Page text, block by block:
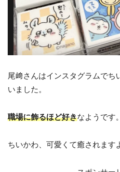
尾﨑さんはインスタグラムでち
いました。
職場に飾るほど好きなようです。
ちいかわ、可愛くて癒されます